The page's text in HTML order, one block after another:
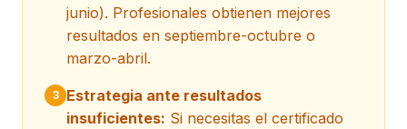
junio). Profesionales obtienen mejores
resultados en septiembre-octubre o
marzo-abril.
3
Estrategia ante resultados
insuficientes: Si necesitas el certificado